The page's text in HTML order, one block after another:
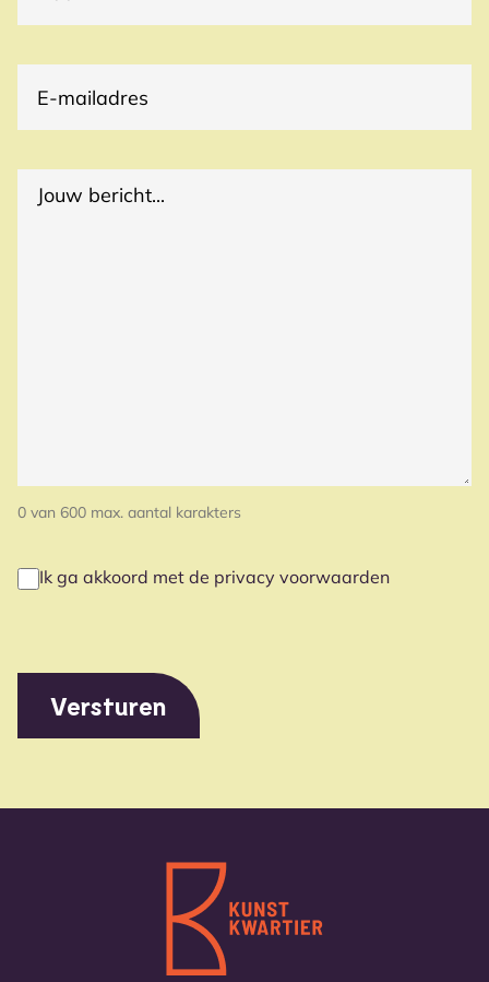
MAILADRES(VEREIST)
REACTIES (VEREIST)
0 van 600 max. aantal karakters
PRIVACY
Ik ga akkoord met de privacy voorwaarden